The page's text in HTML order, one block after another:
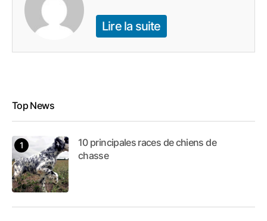
Lire la suite
Top News
10 principales races de chiens de
chasse